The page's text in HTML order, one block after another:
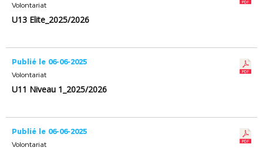
Volontariat
U13 Elite_2025/2026
Publié le 06-06-2025
Volontariat
U11 Niveau 1_2025/2026
Publié le 06-06-2025
Volontariat